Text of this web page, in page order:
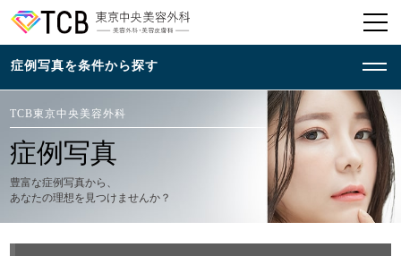
TCB東京中央美容外科
症例写真
豊富な症例写真から、
あなたの理想を見つけませんか？